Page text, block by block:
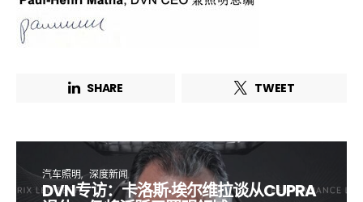
SHARE TWEET
汽车照明 深度新闻
DVN专访：卡洛斯·埃尔维拉谈从CUPRA
Not a DVN member?
free now!
Company* Country*